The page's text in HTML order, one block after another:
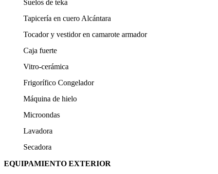
Suelos de teka
Tapicería en cuero Alcántara
Tocador y vestidor en camarote armador
Caja fuerte
Vitro-cerámica
Frigorífico Congelador
Máquina de hielo
Microondas
Lavadora
Secadora
EQUIPAMIENTO EXTERIOR